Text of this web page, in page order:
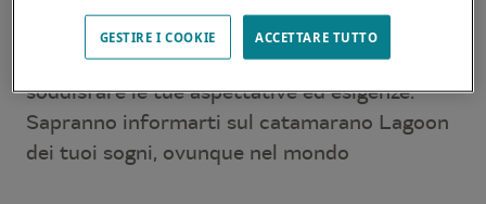
I nostri rivenditori sono disponibili per
soddisfare le tue aspettative ed esigenze.
Sapranno informarti sul catamarano Lagoon
dei tuoi sogni, ovunque nel mondo
GESTIRE I COOKIE ACCETTARE TUTTO